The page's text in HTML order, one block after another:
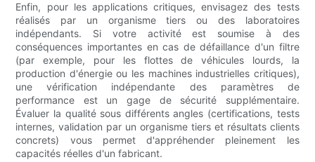
Enfin, pour les applications critiques, envisagez des tests
réalisés par un organisme tiers ou des laboratoires
indépendants. Si votre activité est soumise à des
conséquences importantes en cas de défaillance d'un filtre
(par exemple, pour les flottes de véhicules lourds, la
production d'énergie ou les machines industrielles critiques),
une vérification indépendante des paramètres de
performance est un gage de sécurité supplémentaire.
Évaluer la qualité sous différents angles (certifications, tests
internes, validation par un organisme tiers et résultats clients
concrets) vous permet d'appréhender pleinement les
capacités réelles d'un fabricant.